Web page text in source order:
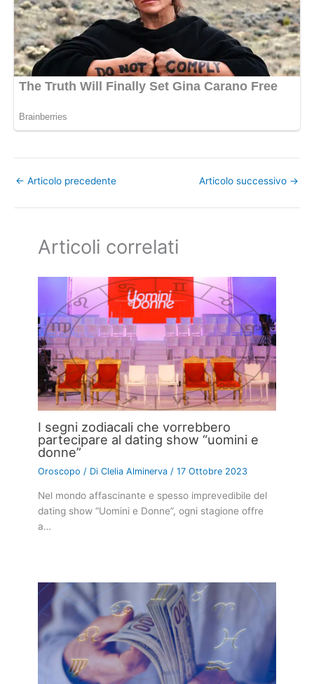
← Articolo precedente Articolo successivo →
Articoli correlati
I segni zodiacali che vorrebbero
partecipare al dating show “uomini e
donne”
Oroscopo / DiClelia Alminerva /17 Ottobre 2023
Nel mondo affascinante e spesso imprevedibile del
dating show “Uomini e Donne”, ogni stagione offre
a…